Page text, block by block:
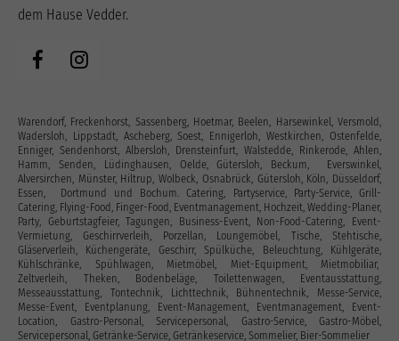
dem Hause Vedder.
Warendorf, Freckenhorst, Sassenberg, Hoetmar, Beelen, Harsewinkel, Versmold,
Wadersloh, Lippstadt, Ascheberg, Soest, Ennigerloh, Westkirchen, Ostenfelde,
Enniger, Sendenhorst, Albersloh, Drensteinfurt, Walstedde, Rinkerode, Ahlen,
Hamm, Senden, Lüdinghausen, Oelde, Gütersloh, Beckum, Everswinkel,
Alversirchen, Münster, Hiltrup, Wolbeck, Osnabrück, Gütersloh, Köln, Düsseldorf,
Essen, Dortmund und Bochum. Catering, Partyservice, Party-Service, Grill-
Catering, Flying-Food, Finger-Food, Eventmanagement, Hochzeit, Wedding-Planer,
Party, Geburtstagfeier, Tagungen, Business-Event, Non-Food-Catering, Event-
Vermietung, Geschirrverleih, Porzellan, Loungemöbel, Tische, Stehtische,
Gläserverleih, Küchengeräte, Geschirr, Spülküche, Beleuchtung, Kühlgeräte,
Kühlschränke, Spühlwagen, Mietmöbel, Miet-Equipment, Mietmobiliar,
Zeltverleih, Theken, Bodenbeläge, Toilettenwagen, Eventausstattung‎,
Messeausstattung, Tontechnik, Lichttechnik, Bühnentechnik, Messe-Service,
Messe-Event, Eventplanung, Event-Management, Eventmanagement, Event-
Location, Gastro-Personal, Servicepersonal, Gastro-Service, Gastro-Möbel,
Servicepersonal, Getränke-Service, Getränkeservice, Sommelier, Bier-Sommelier